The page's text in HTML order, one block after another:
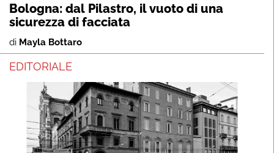
Bologna: dal Pilastro, il vuoto di una
sicurezza di facciata
di Mayla Bottaro
EDITORIALE